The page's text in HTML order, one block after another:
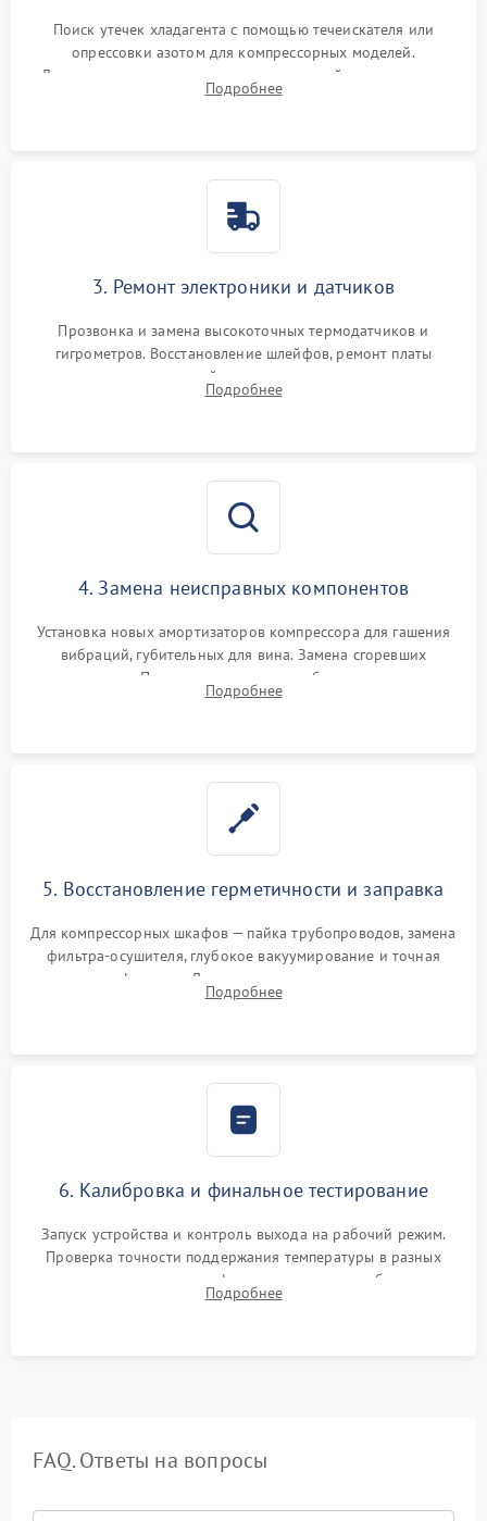
Поиск утечек хладагента с помощью течеискателя или
опрессовки азотом для компрессорных моделей.
Диагностика термоэлектрических модулей, радиаторов и
кулеров на предмет перегрева или выхода из строя.
Подробнее
3. Ремонт электроники и датчиков
Прозвонка и замена высокоточных термодатчиков и
гигрометров. Восстановление шлейфов, ремонт платы
управления, отвечающей за поддержание микроклимата.
Проверка систем защиты от УФ-излучения и подсветки.
Подробнее
4. Замена неисправных компонентов
Установка новых амортизаторов компрессора для гашения
вибраций, губительных для вина. Замена сгоревших
элементов Пельтье, вентиляторов обдува, угольных
фильтров или поврежденных уплотнителей дверцы.
Подробнее
5. Восстановление герметичности и заправка
Для компрессорных шкафов — пайка трубопроводов, замена
фильтра-осушителя, глубокое вакуумирование и точная
заправка фреоном. Для термоэлектрических — замена
термопасты и герметизация охлаждающего блока.
Подробнее
6. Калибровка и финальное тестирование
Запуск устройства и контроль выхода на рабочий режим.
Проверка точности поддержания температуры в разных
климатических зонах шкафа, оценка уровня стабильности
влажности и полного отсутствия вибраций корпуса.
Подробнее
FAQ. Ответы на вопросы